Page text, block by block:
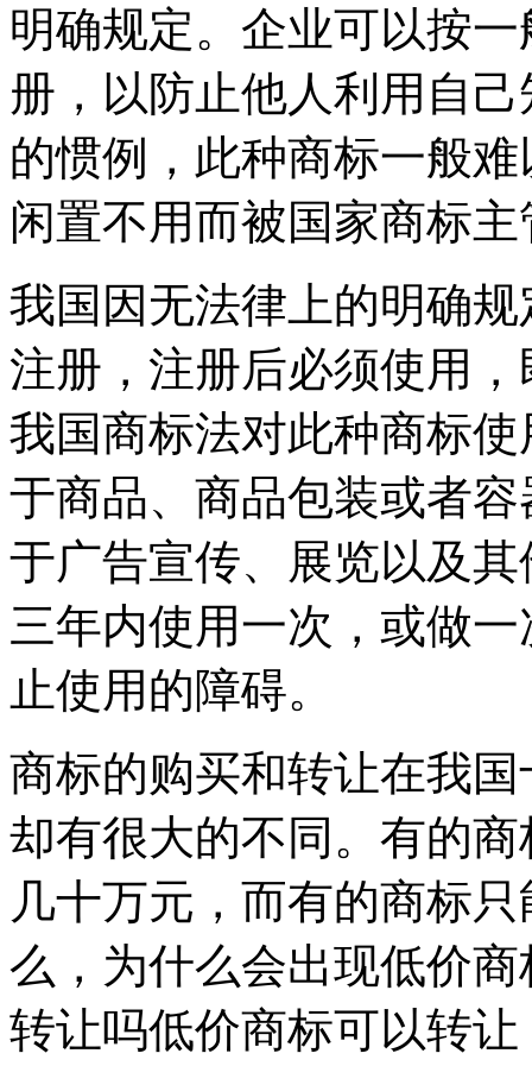
明确规定。企业可以按
册，以防止他人利用自
的惯例，此种商标一般
闲置不用而被国家商标
我国因无法律上的明确
注册，注册后必须使用
我国商标法对此种商标
于商品、商品包装或者
于广告宣传、展览以及
三年内使用一次，或做
止使用的障碍。
商标的购买和转让在我
却有很大的不同。有的
几十万元，而有的商标
么，为什么会出现低价
转让吗低价商标可以转